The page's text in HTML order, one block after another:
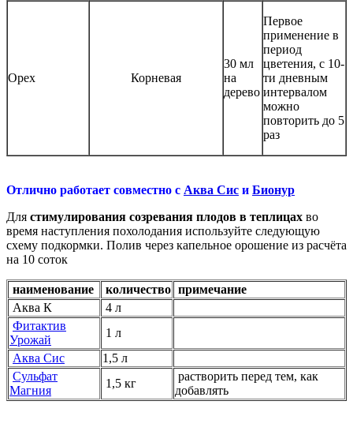
Орех Корневая
30 мл
на
дерево
Первое
применение в
период
цветения, с 10-
ти дневным
интервалом
можно
повторить до 5
раз
Отлично работает совместно с Аква Сис и Бионур
Для стимулирования созревания плодов в теплицах во
время наступления похолодания используйте следующую
схему подкормки. Полив через капельное орошение из расчёта
на 10 соток
наименование количество примечание
Аква К
4 л
Фитактив
Урожай
1 л
Аква Сис
1,5 л
Сульфат
Магния
1,5 кг
растворить перед тем, как
добавлять